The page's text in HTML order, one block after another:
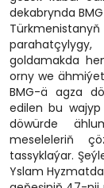
dekabrynda
goldamakda
orny we
BMG-ä agza
edilen bu
döwürde
meseleleriň
tassyklaýar.
Yslam